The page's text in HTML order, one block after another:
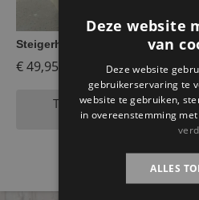
Steigerhouten kastje Eva
€49,95
Toevoegen aan
winkelwagen
€
Deze website
van
Deze website
gebruikerservaring te
website te gebruiken,
in overeenstemming
ALLES